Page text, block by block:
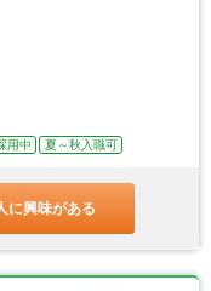
用中 夏～秋入職可
に興味がある